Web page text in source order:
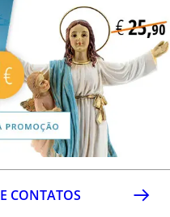
CONTATOS